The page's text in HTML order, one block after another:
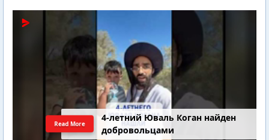
4-летний Юваль Коган найден
добровольцами
Read More